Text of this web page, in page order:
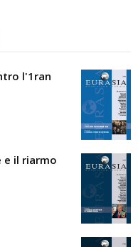
l'1ran
e il riarmo